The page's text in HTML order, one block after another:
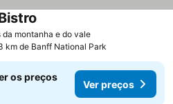
montanha e do vale
km de Banff National Park
os preços
Ver preços